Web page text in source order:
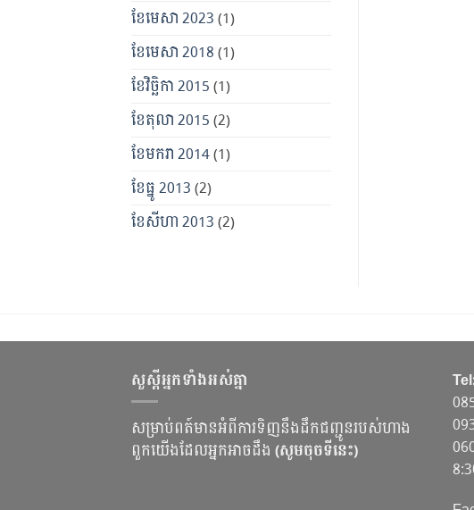
ខែ​មេសា 2023(1)
ខែ​មេសា 2018(1)
ខែ​វិច្ឆិកា 2015(1)
ខែ​តុលា 2015(2)
ខែ​មករា 2014(1)
ខែ​ធ្នូ 2013(2)
ខែ​សីហា 2013(2)
សួស្ដីអ្នកទាំងអស់គ្នា
សម្រាប់ពត៍មានអំពីការទិញនឹងដឹកជញ្ជូនរបស់ហាង
ពួកយើងដែលអ្នកអាចដឹង (សូមចុចទីនេះ)